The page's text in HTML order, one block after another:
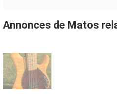
Annonces de Matos